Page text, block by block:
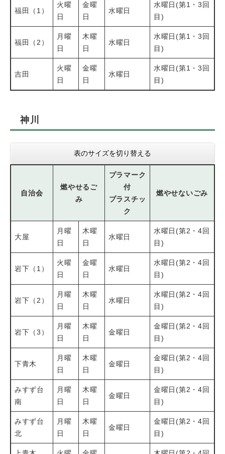
福田（1）
火曜
日
金曜
日
水曜日
水曜日(第1・3回
目)
福田（2）
月曜
日
木曜
日
水曜日
水曜日(第1・3回
目)
吉田
火曜
日
金曜
日
水曜日
水曜日(第1・3回
目)
神川
表のサイズを切り替える
自治会
燃やせるご
み
プラマーク
付
プラスチッ
ク
燃やせないごみ
大屋
月曜
日
木曜
日
水曜日
水曜日(第2・4回
目)
岩下（1）
火曜
日
金曜
日
水曜日
水曜日(第2・4回
目)
岩下（2）
月曜
日
木曜
日
水曜日
水曜日(第2・4回
目)
岩下（3）
月曜
日
木曜
日
金曜日
金曜日(第2・4回
目)
下青木
月曜
日
木曜
日
金曜日
金曜日(第2・4回
目)
みすず台
南
月曜
日
木曜
日
金曜日
金曜日(第2・4回
目)
みすず台
北
月曜
日
木曜
日
金曜日
金曜日(第2・4回
目)